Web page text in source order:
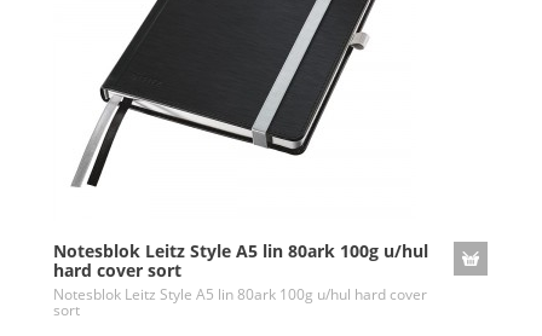
Notesblok Leitz Style A5 lin 80ark 100g u/hul
hard cover sort
Notesblok Leitz Style A5 lin 80ark 100g u/hul hard cover
sort